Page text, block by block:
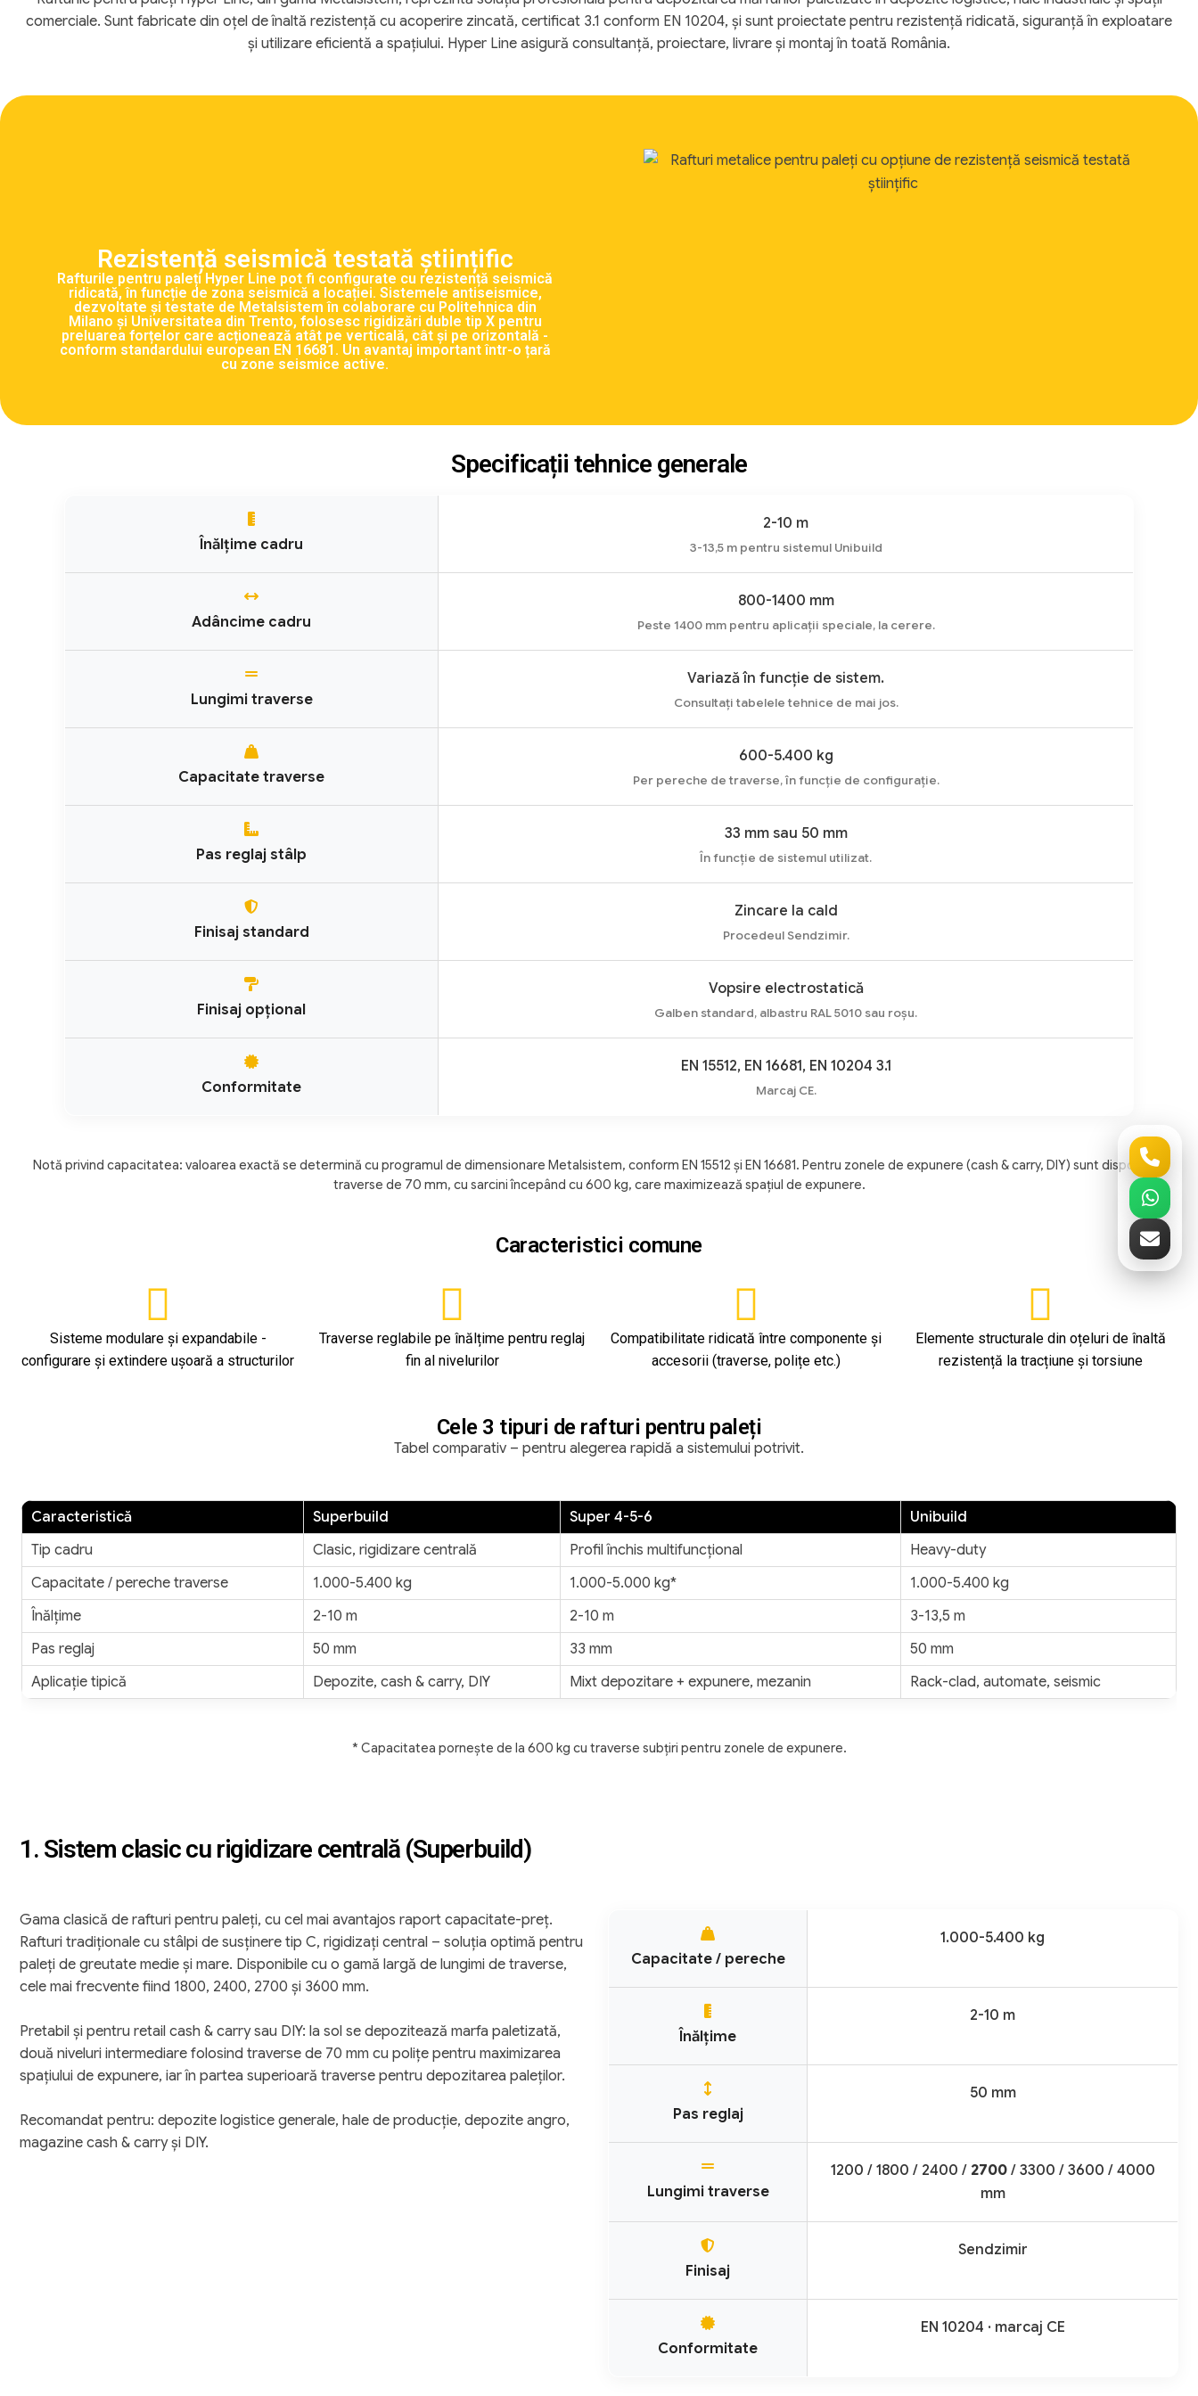
comerciale. Sunt fabricate din oțel de înaltă rezistență cu acoperire zincată, certificat 3.1 conform EN 10204, și sunt proiectate pentru rezistență ridicată, siguranță în exploatare
și utilizare eficientă a spațiului. Hyper Line asigură consultanță, proiectare, livrare și montaj în toată România.
Rezistență seismică testată științific
Rafturile pentru paleți Hyper Line pot fi configurate cu rezistență seismică
ridicată, în funcție de zona seismică a locației. Sistemele antiseismice,
dezvoltate și testate de Metalsistem în colaborare cu Politehnica din
Milano și Universitatea din Trento, folosesc rigidizări duble tip X pentru
preluarea forțelor care acționează atât pe verticală, cât și pe orizontală -
conform standardului european EN 16681. Un avantaj important într-o țară
cu zone seismice active.
Specificații tehnice generale
Înălțime cadru
2-10 m
3-13,5 m pentru sistemul Unibuild
Adâncime cadru
800-1400 mm
Peste 1400 mm pentru aplicații speciale, la cerere.
Lungimi traverse
Variază în funcție de sistem.
Consultați tabelele tehnice de mai jos.
Capacitate traverse
600-5.400 kg
Per pereche de traverse, în funcție de configurație.
Pas reglaj stâlp
33 mm sau 50 mm
În funcție de sistemul utilizat.
Finisaj standard
Zincare la cald
Procedeul Sendzimir.
Finisaj opțional
Vopsire electrostatică
Galben standard, albastru RAL 5010 sau roșu.
Conformitate
EN 15512, EN 16681, EN 10204 3.1
Marcaj CE.
Notă privind capacitatea: valoarea exactă se determină cu programul de dimensionare Metalsistem, conform EN 15512 și EN 16681. Pentru zonele de expunere (cash & carry, DIY) sunt disponibile
traverse de 70 mm, cu sarcini începând cu 600 kg, care maximizează spațiul de expunere.
Caracteristici comune
Sisteme modulare și expandabile -
configurare și extindere ușoară a structurilor
Traverse reglabile pe înălțime pentru reglaj
fin al nivelurilor
Compatibilitate ridicată între componente și
accesorii (traverse, polițe etc.)
Elemente structurale din oțeluri de înaltă
rezistență la tracțiune și torsiune
Cele 3 tipuri de rafturi pentru paleți
Tabel comparativ – pentru alegerea rapidă a sistemului potrivit.
Caracteristică Superbuild Super 4-5-6
Unibuild
Tip cadru
Clasic, rigidizare centrală Profil închis multifuncțional
Heavy-duty
Capacitate / pereche traverse
1.000-5.400 kg 1.000-5.000 kg*
1.000-5.400 kg
Înălțime
2-10 m 2-10 m
3-13,5 m
Pas reglaj
50 mm 33 mm
50 mm
Aplicație tipică
Depozite, cash & carry, DIY Mixt depozitare + expunere, mezanin Rack-clad, automate, seismic
* Capacitatea pornește de la 600 kg cu traverse subțiri pentru zonele de expunere.
1. Sistem clasic cu rigidizare centrală (Superbuild)
Gama clasică de rafturi pentru paleți, cu cel mai avantajos raport capacitate-preț.
Rafturi tradiționale cu stâlpi de susținere tip C, rigidizați central – soluția optimă pentru
paleți de greutate medie și mare. Disponibile cu o gamă largă de lungimi de traverse,
cele mai frecvente fiind 1800, 2400, 2700 și 3600 mm.
Pretabil și pentru retail cash & carry sau DIY: la sol se depozitează marfa paletizată,
două niveluri intermediare folosind traverse de 70 mm cu polițe pentru maximizarea
spațiului de expunere, iar în partea superioară traverse pentru depozitarea paleților.
Recomandat pentru: depozite logistice generale, hale de producție, depozite angro,
magazine cash & carry și DIY.
Capacitate / pereche
1.000-5.400 kg
Înălțime
2-10 m
Pas reglaj
50 mm
Lungimi traverse
1200 / 1800 / 2400 / 2700/ 3300 / 3600 / 4000
mm
Finisaj
Sendzimir
Conformitate
EN 10204 · marcaj CE